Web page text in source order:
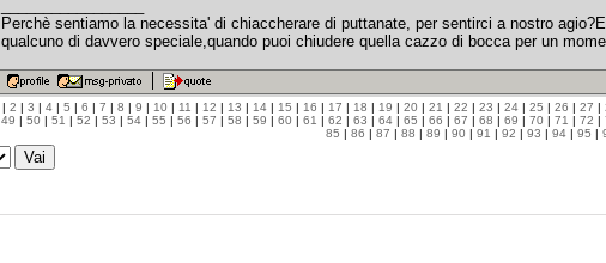
Perchè sentiamo la necessita' di chiaccherare di puttanate, per sentirci a nostro
qualcuno di davvero speciale,quando puoi chiudere quella cazzo di bocca per un
| 2 | 3 | 4 | 5 | 6 | 7 | 8 | 9 | 10 | 11 | 12 | 13 | 14 | 15 | 16 | 17 | 18 | 19 | 20 | 21 | 22 | 23 | 24 | 25 | 26 | 27 |
49 | 50 | 51 | 52 | 53 | 54 | 55 | 56 | 57 | 58 | 59 | 60 | 61 | 62 | 63 | 64 | 65 | 66 | 67 | 68 | 69 | 70 | 71 | 72 |
85 | 86 | 87 | 88 | 89 | 90 | 91 | 92 | 93 | 94 | 95 |